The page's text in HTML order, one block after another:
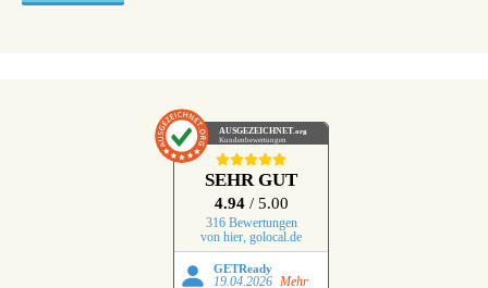
AUSGEZEICHNET.org
Kundenbewertungen
SEHR GUT
4.94 / 5.00
316 Bewertungen
von hier, golocal.de
GETReady
19.04.2026 Mehr